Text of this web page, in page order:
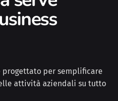
progettato per semplificare
attività aziendali su tutto